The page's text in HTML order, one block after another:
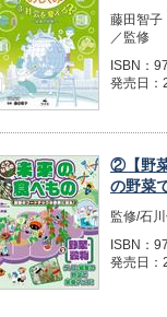
藤田智子
／監修
ISBN：
発売日：
②【野
の野菜
監修/石
ISBN：
発売日：